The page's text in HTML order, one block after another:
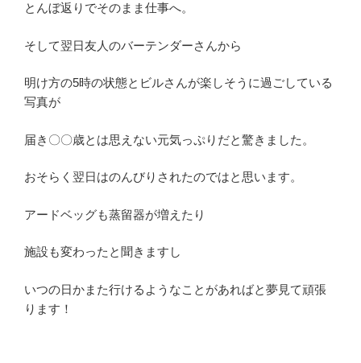
とんぼ返りでそのまま仕事へ。
そして翌日友人のバーテンダーさんから
明け方の5時の状態とビルさんが楽しそうに過ごしている
写真が
届き〇〇歳とは思えない元気っぷりだと驚きました。
おそらく翌日はのんびりされたのではと思います。
アードベッグも蒸留器が増えたり
施設も変わったと聞きますし
いつの日かまた行けるようなことがあればと夢見て頑張
ります！